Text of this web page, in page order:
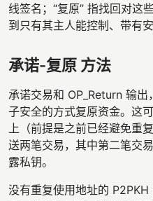
线签名；“复原” 指找回对
到只有其主人能控制、带有
承诺-复原 方法
承诺交易和 OP_Return 输
子安全的方式复原资金。这
上（前提是之前已经避免重
送两笔交易，其中第二笔交
露私钥。
没有重复使用地址的